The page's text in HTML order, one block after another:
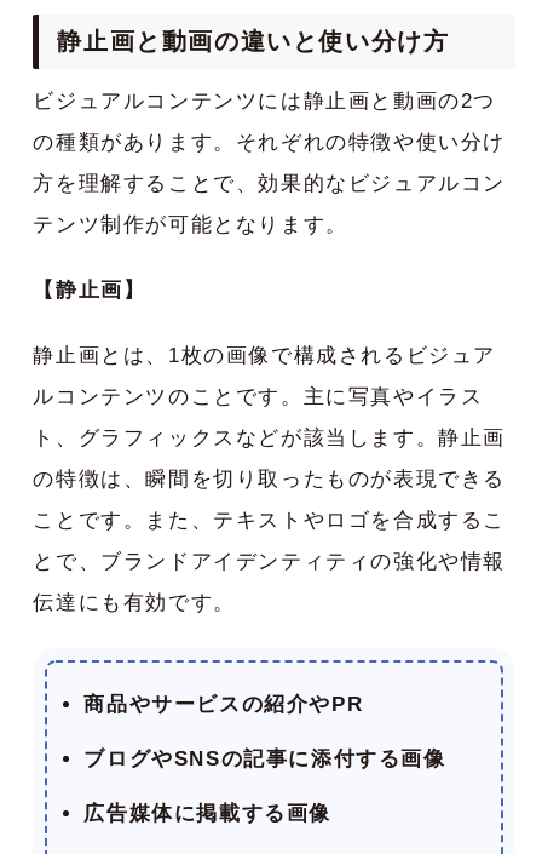
静止画と動画の違いと使い分け方
ビジュアルコンテンツには静止画と動画の2つ
の種類があります。それぞれの特徴や使い分け
方を理解することで、効果的なビジュアルコン
テンツ制作が可能となります。
【静止画】
静止画とは、1枚の画像で構成されるビジュア
ルコンテンツのことです。主に写真やイラス
ト、グラフィックスなどが該当します。静止画
の特徴は、瞬間を切り取ったものが表現できる
ことです。また、テキストやロゴを合成するこ
とで、ブランドアイデンティティの強化や情報
伝達にも有効です。
商品やサービスの紹介やPR
ブログやSNSの記事に添付する画像
広告媒体に掲載する画像